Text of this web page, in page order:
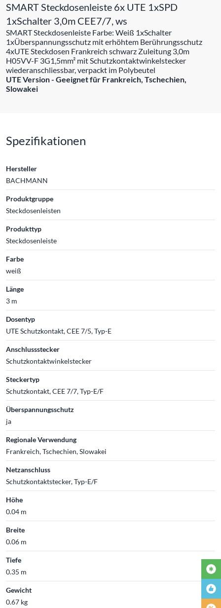
SMART Steckdosenleiste 6x UTE 1xSPD
1xSchalter 3,0m CEE7/7, ws
SMART Steckdosenleiste Farbe: Weiß 1xSchalter
1xÜberspannungsschutz mit erhöhtem Berührungsschutz
4xUTE Steckdosen Frankreich schwarz Zuleitung 3,0m
H05VV-F 3G1,5mm² mit Schutzkontaktwinkelstecker
wiederanschliessbar, verpackt im Polybeutel
UTE Version - Geeignet für Frankreich, Tschechien,
Slowakei
Spezifikationen
Hersteller
BACHMANN
Produktgruppe
Steckdosenleisten
Produkttyp
Steckdosenleiste
Farbe
weiß
Länge
3 m
Dosentyp
UTE Schutzkontakt, CEE 7/5, Typ-E
Anschlussstecker
Schutzkontaktwinkelstecker
Steckertyp
Schutzkontakt, CEE 7/7, Typ-E/F
Überspannungsschutz
ja
Regionale Verwendung
Frankreich, Tschechien, Slowakei
Netzanschluss
Schutzkontaktstecker, Typ-E/F
Höhe
0.04 m
Breite
0.06 m
Tiefe
0.35 m
Gewicht
0.67 kg